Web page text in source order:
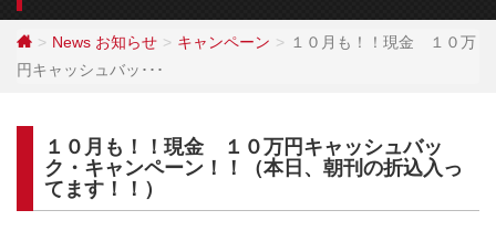
News お知らせ キャンペーン
１０月も！！現金 １０万
円キャッシュバッ･･･
１０月も！！現金 １０万円キャッシュバッ
ク・キャンペーン！！（本日、朝刊の折込入っ
てます！！）